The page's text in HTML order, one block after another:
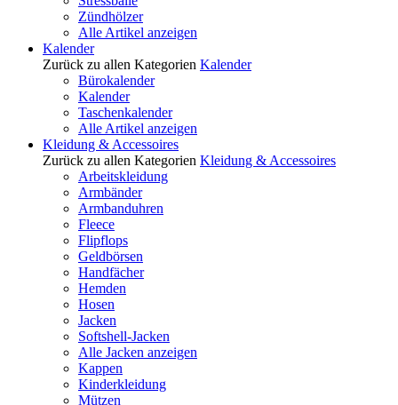
Zündhölzer
Alle Artikel anzeigen
Kalender
Zurück zu allen Kategorien Kalender
Bürokalender
Kalender
Taschenkalender
Alle Artikel anzeigen
Kleidung & Accessoires
Zurück zu allen Kategorien Kleidung & Accessoires
Arbeitskleidung
Armbänder
Armbanduhren
Fleece
Flipflops
Geldbörsen
Handfächer
Hemden
Hosen
Jacken
Softshell-Jacken
Alle Jacken anzeigen
Kappen
Kinderkleidung
Mützen